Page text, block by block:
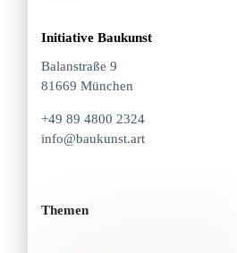
Initiative Baukunst
Balanstraße 9
81669 München
+49 89 4800 2324
info@baukunst.art
Themen